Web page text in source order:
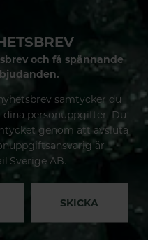
och få spännande
samtycker du
personuppgifter. Du
genom att avsluta
är
Sverige AB.
SKICKA